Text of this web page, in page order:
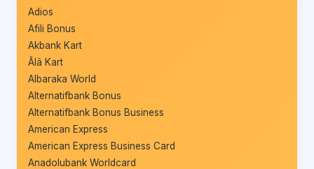
Adios
Afili Bonus
Akbank Kart
Âlâ Kart
Albaraka World
Alternatifbank Bonus
Alternatifbank Bonus Business
American Express
American Express Business Card
Anadolubank Worldcard